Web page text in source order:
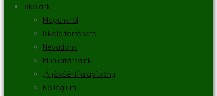
Iskolánk
Magunkról
Iskola története
Névadónk
Munkatársaink
„A jövőért” alapítvány
Kollégium